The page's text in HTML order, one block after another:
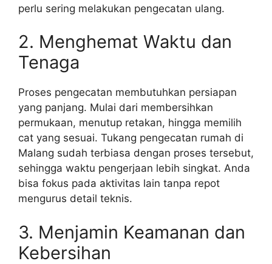
perlu sering melakukan pengecatan ulang.
2. Menghemat Waktu dan
Tenaga
Proses pengecatan membutuhkan persiapan
yang panjang. Mulai dari membersihkan
permukaan, menutup retakan, hingga memilih
cat yang sesuai. Tukang pengecatan rumah di
Malang sudah terbiasa dengan proses tersebut,
sehingga waktu pengerjaan lebih singkat. Anda
bisa fokus pada aktivitas lain tanpa repot
mengurus detail teknis.
3. Menjamin Keamanan dan
Kebersihan